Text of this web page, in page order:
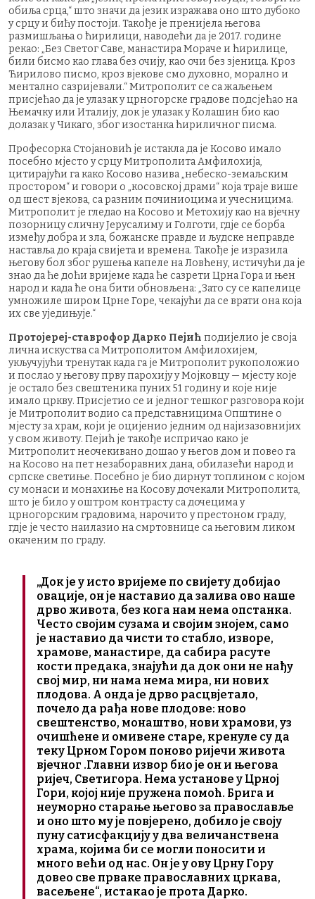
обиља срца,“ што значи да језик изражава оно што дубоко
у срцу и бићу постоји. Такође је пренијела његова
размишљања о ћирилици, наводећи да је 2017. године
рекао: „Без Светог Саве, манастира Мораче и ћирилице,
били бисмо као глава без очију, као очи без зјеница. Кроз
Ћирилово писмо, кроз вјекове смо духовно, морално и
ментално сазријевали.“ Митрополит се са жаљењем
присјећао да је улазак у црногорске градове подсјећао на
Њемачку или Италију, док је улазак у Колашин био као
долазак у Чикаго, због изостанка ћириличног писма.
Професорка Стојановић је истакла да је Косово имало
посебно мјесто у срцу Митрополита Амфилохија,
цитирајући га како Косово назива „небеско-земаљским
простором“ и говори о „косовској драми“ која траје више
од шест вјекова, са разним починиоцима и учесницима.
Митрополит је гледао на Косово и Метохију као на вјечну
позорницу сличну Јерусалиму и Голготи, гдје се борба
између добра и зла, божанске правде и људске неправде
наставља до краја свијета и времена. Такође је изразила
његову бол због рушења капеле на Ловћену, истичући да је
знао да ће доћи вријеме када ће сазрети Црна Гора и њен
народ и када ће она бити обновљена: „Зато су се капелице
умножиле широм Црне Горе, чекајући да се врати она која
их све уједињује.“
Протојереј-ставрофор Дарко Пејић подијелио је своја
лична искуства са Митрополитом Амфилохијем,
укључујући тренутак када га је Митрополит рукоположио
и послао у његову прву парохију у Мојковцу — мјесту које
је остало без свештеника пуних 51 годину и које није
имало цркву. Присјетио се и једног тешког разговора који
је Митрополит водио са представницима Општине о
мјесту за храм, који је оцијенио једним од најизазовнијих
у свом животу. Пејић је такође испричао како је
Митрополит неочекивано дошао у његов дом и повео га
на Косово на пет незаборавних дана, обилазећи народ и
српске светиње. Посебно је био дирнут топлином с којом
су монаси и монахиње на Косову дочекали Митрополита,
што је било у оштром контрасту са дочецима у
црногорским градовима, нарочито у престоном граду,
гдје је често наилазио на смртовнице са његовим ликом
окаченим по граду.
„Док је у исто вријеме по свијету добијао
овације, он је наставио да залива ово наше
дрво живота, без кога нам нема опстанка.
Често својим сузама и својим знојем, само
је наставио да чисти то стабло, изворе,
храмове, манастире, да сабира расуте
кости предака, знајући да док они не нађу
свој мир, ни нама нема мира, ни нових
плодова. А онда је дрво расцвјетало,
почело да рађа нове плодове: ново
свештенство, монаштво, нови храмови, уз
очишћене и омивене старе, кренуле су да
теку Црном Гором поново ријечи живота
вјечног .Главни извор био је он и његова
ријеч, Светигора. Нема установе у Црној
Гори, којој није пружена помоћ. Брига и
неуморно старање његово за православље
и оно што му је повјерено, добило је своју
пуну сатисфакцију у два величанствена
храма, којима би се могли поносити и
много већи од нас. Он је у ову Црну Гору
довео све прваке православних цркава,
васељене“, истакао је прота Дарко.